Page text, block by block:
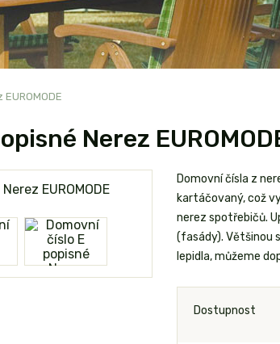
Nerez
Domovní čísla z
kartáčovaný, což
nerez spotřebičů.
(fasády). Většinou
lepidla, můžeme
Dostupnost